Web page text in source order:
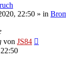
22:50 » in
von JS84